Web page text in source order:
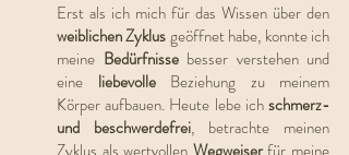
Erst als ich mich für das Wissen über den
weiblichen Zyklusgeöffnet habe, konnte ich
meine Bedürfnisse besser verstehen und
eine liebevolle Beziehung zu meinem
Körper aufbauen. Heute lebe ichschmerz-
und beschwerdefrei, betrachte meinen